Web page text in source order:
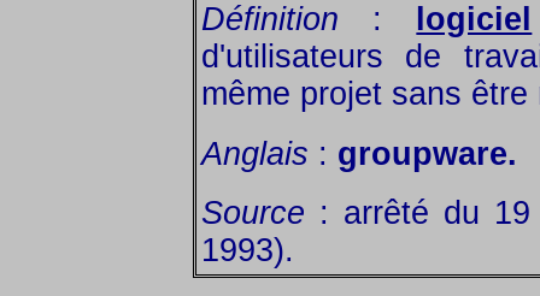
Définition : logiciel
d'utilisateurs de
même projet sans
Anglais : groupware.
Source : arrêté du
1993).